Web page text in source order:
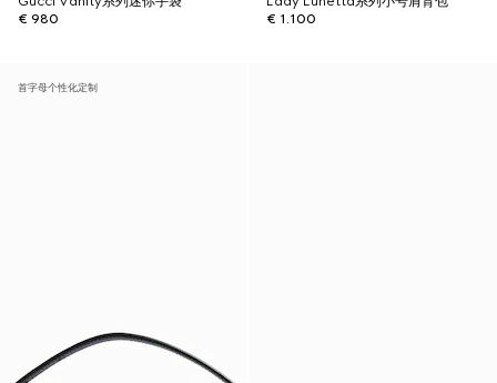
€ 980
€ 1.100
首字母个性化定制